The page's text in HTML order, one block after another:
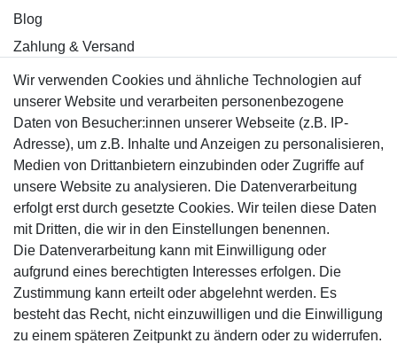
Blog
Zahlung & Versand
Sicher einkaufen
Mitglied
Motor-Fit
© Copyright 2026 | Alle Rechte vorbehalten.
Wir verwenden Cookies und ähnliche Technologien auf
unserer Website und verarbeiten personenbezogene
Daten von Besucher:innen unserer Webseite (z.B. IP-
Adresse), um z.B. Inhalte und Anzeigen zu personalisieren,
Medien von Drittanbietern einzubinden oder Zugriffe auf
unsere Website zu analysieren. Die Datenverarbeitung
erfolgt erst durch gesetzte Cookies. Wir teilen diese Daten
mit Dritten, die wir in den Einstellungen benennen.
Die Datenverarbeitung kann mit Einwilligung oder
aufgrund eines berechtigten Interesses erfolgen. Die
Zustimmung kann erteilt oder abgelehnt werden. Es
besteht das Recht, nicht einzuwilligen und die Einwilligung
zu einem späteren Zeitpunkt zu ändern oder zu widerrufen.